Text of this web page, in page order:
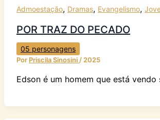
Admoestação, Dramas, Evangelismo,
POR TRAZ DO PECADO
05 personagens
Por Priscila Sinosini / 2025
Edson é um homem que está